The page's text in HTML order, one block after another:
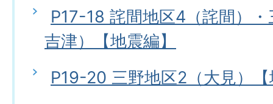
P17-18 詫間地区4（詫間）
吉津）【地震編】
P19-20 三野地区2（大見）